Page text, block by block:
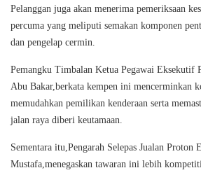
Pelanggan juga akan menerima pemeriksaan
percuma yang meliputi semakan komponen
dan pengelap cermin.
Pemangku Timbalan Ketua Pegawai
Abu Bakar,berkata kempen ini mencerminkan
memudahkan pemilikan kenderaan serta
jalan raya diberi keutamaan.
Sementara itu,Pengarah Selepas Jualan Proton
Mustafa,menegaskan tawaran ini lebih